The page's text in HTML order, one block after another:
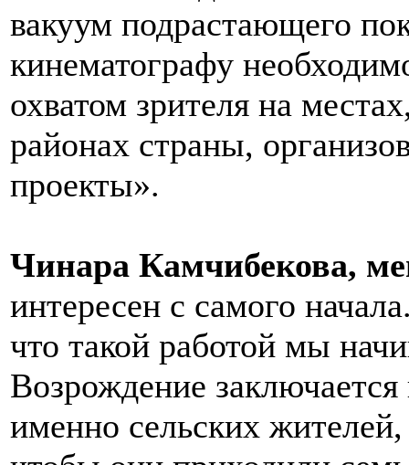
вакуум подрастающего
кинематографу
охватом зрителя на
районах страны,
проекты».
Чинара Камчибекова,
интересен с самого
что такой работой мы
Возрождение
именно сельских